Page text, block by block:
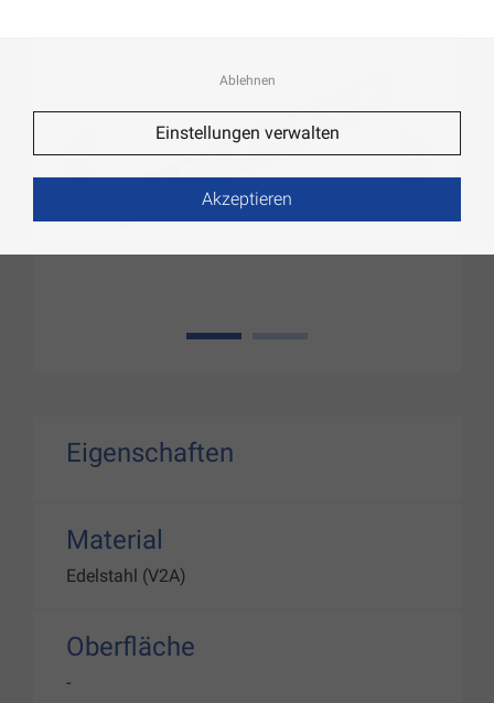
1
Eigenschaften
Material
Edelstahl (V2A)
Oberfläche
-
Ablehnen
Einstellungen verwalten
Akzeptieren